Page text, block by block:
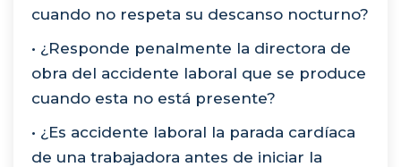
cuando no respeta su descanso nocturno?
• ¿Responde penalmente la directora de
obra del accidente laboral que se produce
cuando esta no está presente?
• ¿Es accidente laboral la parada cardíaca
de una trabajadora antes de iniciar la